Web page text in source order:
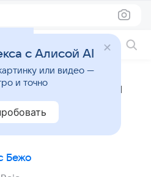
«Секреты
Бежо
с Алисой AI
или видео —
и точно